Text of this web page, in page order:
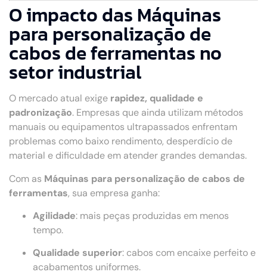
O impacto das Máquinas
para personalização de
cabos de ferramentas no
setor industrial
O mercado atual exige rapidez, qualidade e
padronização. Empresas que ainda utilizam métodos
manuais ou equipamentos ultrapassados enfrentam
problemas como baixo rendimento, desperdício de
material e dificuldade em atender grandes demandas.
Com as Máquinas para personalização de cabos de
ferramentas, sua empresa ganha:
Agilidade: mais peças produzidas em menos
tempo.
Qualidade superior: cabos com encaixe perfeito e
acabamentos uniformes.